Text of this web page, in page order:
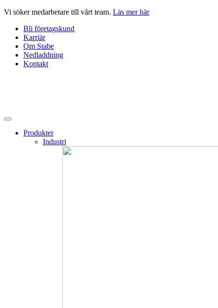
Hoppa
innehåll
Vi söker medarbetare till vårt team. Läs mer här
Bli företagskund
Karriär
Om Stabe
Nedladdning
Kontakt
Produkter
Industri